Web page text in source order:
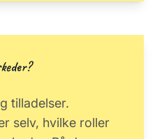
tilladelser.
selv, hvilke roller